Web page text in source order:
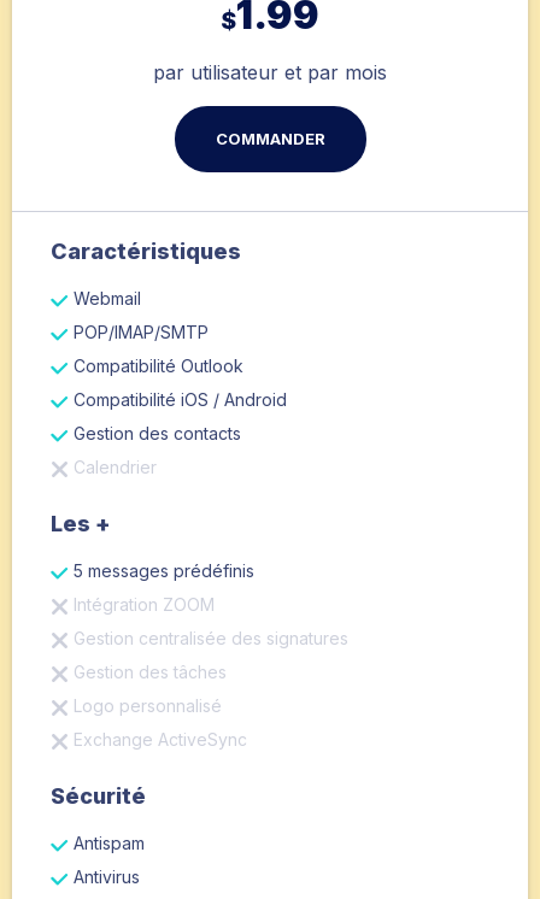
$1.99
par utilisateur et par mois
COMMANDER
Caractéristiques
Webmail
POP/IMAP/SMTP
Compatibilité Outlook
Compatibilité iOS / Android
Gestion des contacts
Calendrier
Les +
5 messages prédéfinis
Intégration ZOOM
Gestion centralisée des signatures
Gestion des tâches
Logo personnalisé
Exchange ActiveSync
Sécurité
Antispam
Antivirus